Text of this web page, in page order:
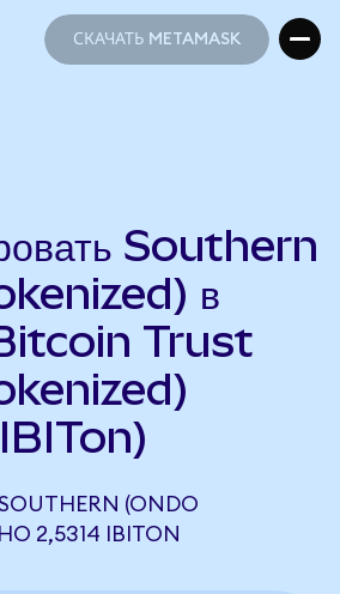
СКАЧАТЬ METAMASK
Southern
в
Trust
(ONDO
2,5314 IBITON